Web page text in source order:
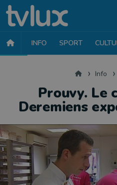
INFO SPORT
AccueilInfo
Prouvy. Le
Deremiens